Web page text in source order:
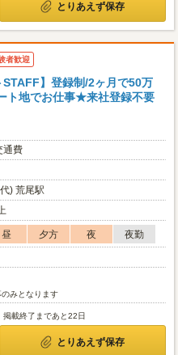
とりあえず保存
者歓迎
STAFF】登録制/2ヶ月で50万
ト地でお仕事★来社登録不要
通費
) 荒尾駅
昼 夕方 夜
夜勤
みとなります
掲載終了まであと22日
とりあえず保存